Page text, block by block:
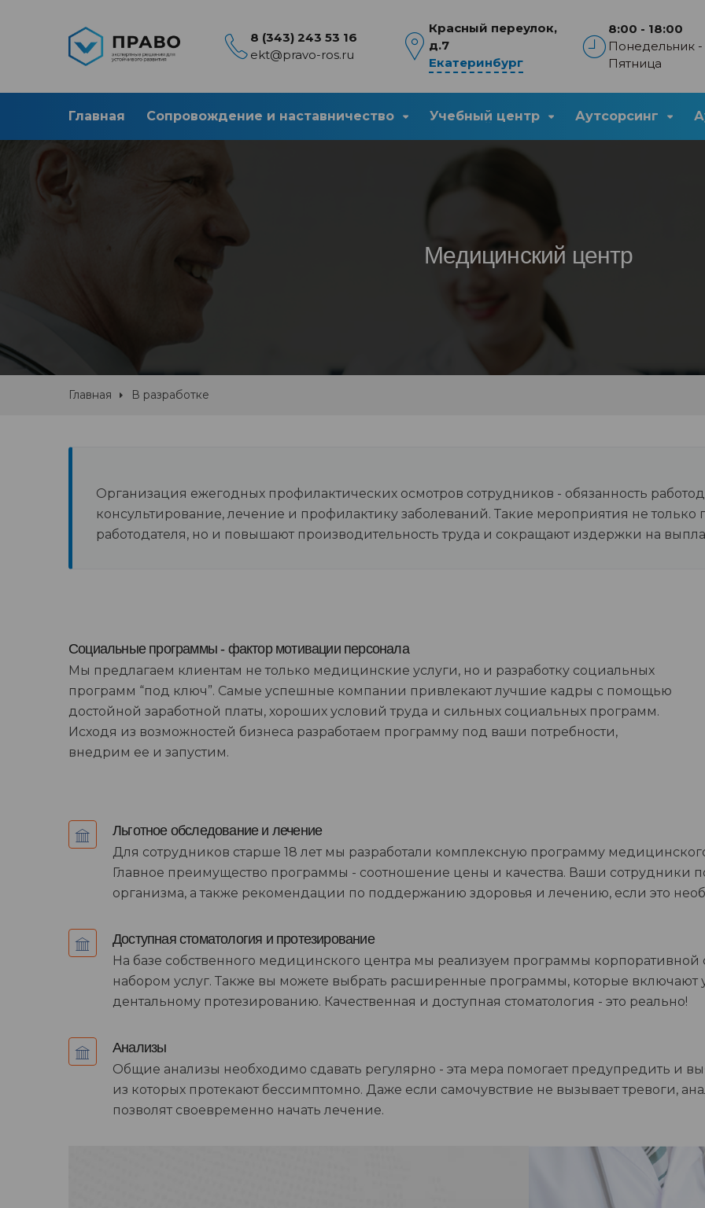
8 (343) 243 53 16
ekt@pravo-ros.ru
Красный переулок,
д.7
Екатеринбург
8:00 - 18:00
Понедельник -
Пятница
Главная Сопровождение и наставничество Учебный центр Аутсорсинг
Медицинский центр
Главная В разработке
Организация ежегодных профилактических осмотров сотрудников - обязанность
консультирование, лечение и профилактику заболеваний. Такие мероприятия не
работодателя, но и повышают производительность труда и сокращают издержки на
Социальные программы - фактор мотивации персонала
Мы предлагаем клиентам не только медицинские услуги, но и разработку социальных
программ “под ключ”. Самые успешные компании привлекают лучшие кадры с помощью
достойной заработной платы, хороших условий труда и сильных социальных программ.
Исходя из возможностей бизнеса разработаем программу под ваши потребности,
внедрим ее и запустим.
Льготное обследование и лечение
Для сотрудников старше 18 лет мы разработали комплексную программу
Главное преимущество программы - соотношение цены и качества. Ваши сотрудники
организма, а также рекомендации по поддержанию здоровья и лечению, если это
Доступная стоматология и протезирование
На базе собственного медицинского центра мы реализуем программы корпоративной
набором услуг. Также вы можете выбрать расширенные программы, которые
дентальному протезированию. Качественная и доступная стоматология - это реально!
Анализы
Общие анализы необходимо сдавать регулярно - эта мера помогает предупредить и
из которых протекают бессимптомно. Даже если самочувствие не вызывает тревоги,
позволят своевременно начать лечение.